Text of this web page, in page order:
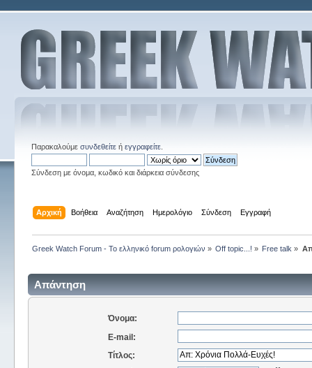
Παρακαλούμε συνδεθείτεή εγγραφείτε.
Σύνδεση με όνομα, κωδικό και διάρκεια σύνδεσης
Αρχική Βοήθεια Αναζήτηση Ημερολόγιο Σύνδεση Εγγραφή
Greek Watch Forum - Το ελληνικό forum ρολογιών » Off topic...! » Free talk »
Απάντηση
Όνομα:
E-mail:
Τίτλος: